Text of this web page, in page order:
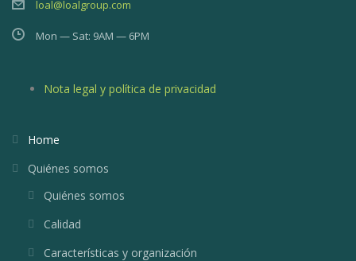
loal@loalgroup.com
Mon — Sat: 9AM — 6PM
Nota legal y política de privacidad
Home
Quiénes somos
Quiénes somos
Calidad
Características y organización